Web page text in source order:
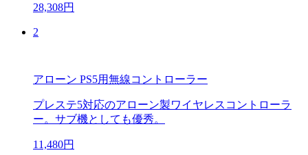
28,308円
2
アローン PS5用無線コントローラー
プレステ5対応のアローン製ワイヤレスコントローラ
ー。サブ機としても優秀。
11,480円